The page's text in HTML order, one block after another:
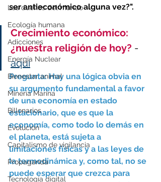
Los dueños del mundo
Ecología humana
Adicciones
Energía Nuclear
Bienestar animal
Minería Marina
Billonarios
Evolución
Capitalismo de vigilancia
Propaganda
Tecnología digital
ser antieconómico alguna vez?".
Crecimiento económico:
¿nuestra religión de hoy? -
aquí
Pregunta: Hay una lógica obvia en
su argumento fundamental a favor
de una economía en estado
estacionario, que es que la
economía, como todo lo demás en
el planeta, está sujeta a
limitaciones físicas y a las leyes de
la termodinámica y, como tal, no se
puede esperar que crezca para